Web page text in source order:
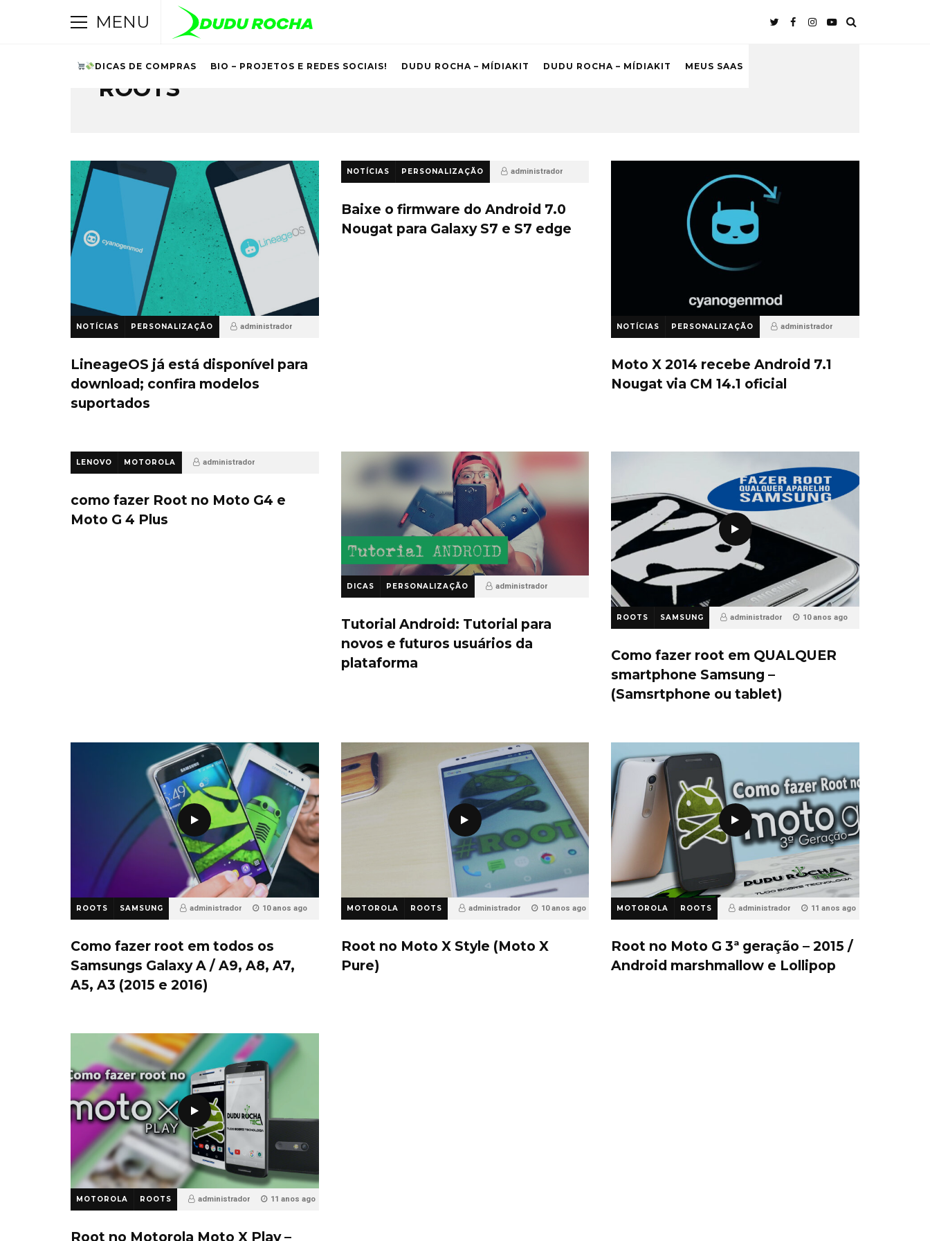
MENU
DICAS DE COMPRAS BIO – PROJETOS E REDES SOCIAIS! DUDU ROCHA – MÍDIAKIT DUDU ROCHA – MÍDIAKIT MEUS SAAS
ROOTS
NOTÍCIAS PERSONALIZAÇÃO administrador
LineageOS já está disponível para
download; confira modelos
suportados
NOTÍCIAS PERSONALIZAÇÃO administrador
Baixe o firmware do Android 7.0
Nougat para Galaxy S7 e S7 edge
NOTÍCIAS PERSONALIZAÇÃO administrador
Moto X 2014 recebe Android 7.1
Nougat via CM 14.1 oficial
LENOVO MOTOROLA administrador
como fazer Root no Moto G4 e
Moto G 4 Plus
DICAS PERSONALIZAÇÃO administrador
Tutorial Android: Tutorial para
novos e futuros usuários da
plataforma
ROOTS SAMSUNG administrador 10 anos ago
Como fazer root em QUALQUER
smartphone Samsung –
(Samsrtphone ou tablet)
ROOTS SAMSUNG administrador 10 anos ago
Como fazer root em todos os
Samsungs Galaxy A / A9, A8, A7,
A5, A3 (2015 e 2016)
MOTOROLA ROOTS administrador 10 anos ago
Root no Moto X Style (Moto X
Pure)
MOTOROLA ROOTS administrador 11 anos ago
Root no Moto G 3ª geração – 2015 /
Android marshmallow e Lollipop
MOTOROLA ROOTS administrador 11 anos ago
Root no Motorola Moto X Play –